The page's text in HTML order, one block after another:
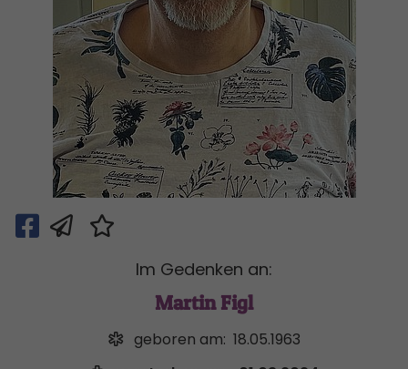
Im Gedenken an:
Martin Figl
geboren am: 18.05.1963